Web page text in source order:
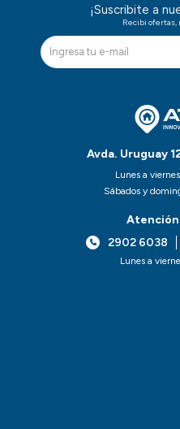
Avda. Uruguay
Lunes a
Sábados y
2902 6038
Lunes a
¡Suscribite a
Recibi ofertas,